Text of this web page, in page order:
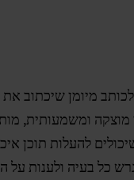
מיומן שיכתוב
מוצקה ומשמעותית,
להעלות תוכן
כל בעיה ולענות על